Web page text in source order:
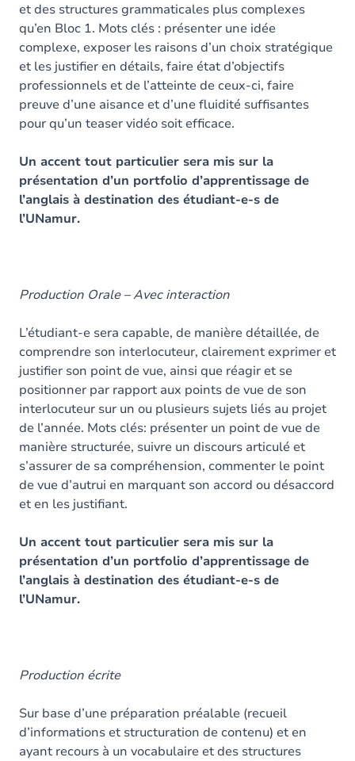
et des structures grammaticales plus complexes
qu’en Bloc 1. Mots clés : présenter une idée
complexe, exposer les raisons d’un choix stratégique
et les justifier en détails, faire état d’objectifs
professionnels et de l’atteinte de ceux-ci, faire
preuve d’une aisance et d’une fluidité suffisantes
pour qu’un teaser vidéo soit efficace.
Un accent tout particulier sera mis sur la
présentation d’un portfolio d’apprentissage de
l’anglais à destination des étudiant-e-s de
l’UNamur.
Production Orale – Avec interaction
L’étudiant-e sera capable, de manière détaillée, de
comprendre son interlocuteur, clairement exprimer et
justifier son point de vue, ainsi que réagir et se
positionner par rapport aux points de vue de son
interlocuteur sur un ou plusieurs sujets liés au projet
de l’année. Mots clés: présenter un point de vue de
manière structurée, suivre un discours articulé et
s’assurer de sa compréhension, commenter le point
de vue d’autrui en marquant son accord ou désaccord
et en les justifiant.
Un accent tout particulier sera mis sur la
présentation d’un portfolio d’apprentissage de
l’anglais à destination des étudiant-e-s de
l’UNamur.
Production écrite
Sur base d’une préparation préalable (recueil
d’informations et structuration de contenu) et en
ayant recours à un vocabulaire et des structures